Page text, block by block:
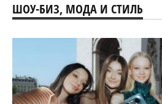
ШОУ-БИЗ, МОДА И СТИЛЬ